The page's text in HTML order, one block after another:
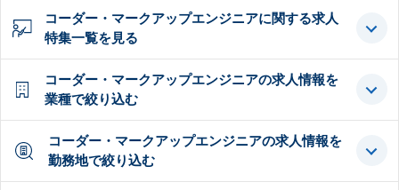
コーダー・マークアップエンジニアに関する求人
特集一覧を見る
コーダー・マークアップエンジニアの求人情報を
業種で絞り込む
コーダー・マークアップエンジニアの求人情報を
勤務地で絞り込む